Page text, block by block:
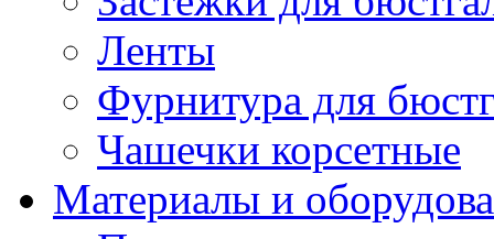
Ленты
Фурнитура для
Чашечки корсетные
Материалы и